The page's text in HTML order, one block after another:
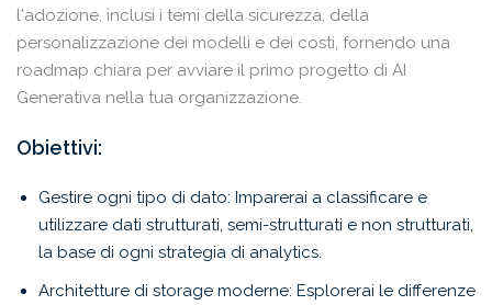
l'adozione, inclusi i temi della sicurezza, della
personalizzazione dei modelli e dei costi, fornendo una
roadmap chiara per avviare il primo progetto di AI
Generativa nella tua organizzazione.
Obiettivi:
Gestire ogni tipo di dato: Imparerai a classificare e
utilizzare dati strutturati, semi-strutturati e non strutturati,
la base di ogni strategia di analytics.
Architetture di storage moderne: Esplorerai le differenze